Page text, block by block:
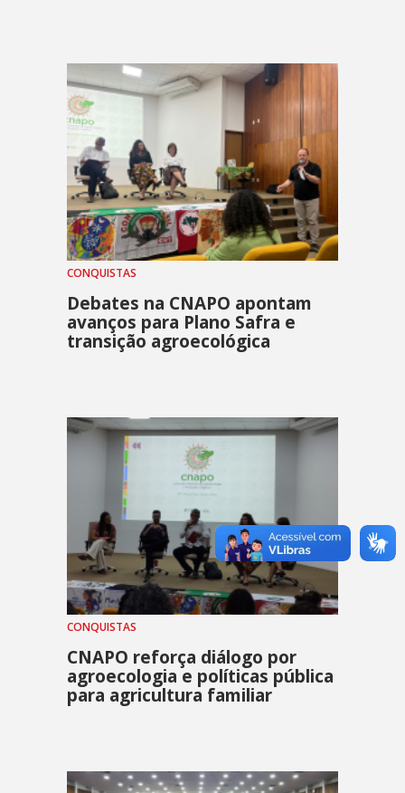
CONQUISTAS
Debates na CNAPO apontam
avanços para Plano Safra e
transição agroecológica
CONQUISTAS
CNAPO reforça diálogo por
agroecologia e políticas pública
para agricultura familiar